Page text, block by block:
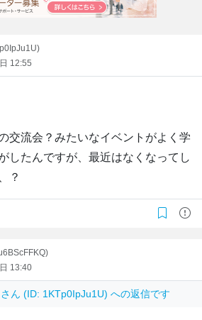
12:55
交流会？みたいなイベントがよく学
したんですが、最近はなくなってし
？
13:40
さん (ID: 1KTp0IpJu1U) への返信です